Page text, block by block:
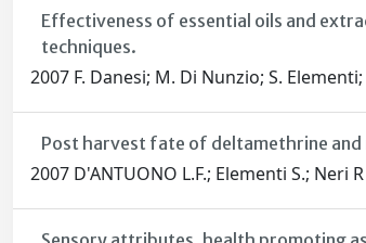
Effectiveness of essential oils and
techniques.
2007 F. Danesi; M. Di Nunzio; S.
Post harvest fate of deltamethrine
2007 D'ANTUONO L.F.; Elementi S.; Neri R